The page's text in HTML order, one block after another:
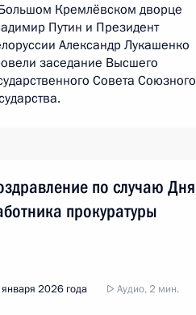
Кремлёвском дворце
Путин и Президент
Александр Лукашенко
заседание Высшего
Совета Союзного
по случаю Дня
прокуратуры
2026 года Аудио, 2 мин.